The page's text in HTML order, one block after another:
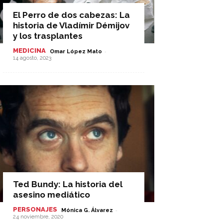
El Perro de dos cabezas: La
historia de Vladímir Démijov
y los trasplantes
MEDICINA Omar López Mato -
14 agosto, 2023
Ted Bundy: La historia del
asesino mediático
PERSONAJES Mónica G. Álvarez -
24 noviembre, 2020